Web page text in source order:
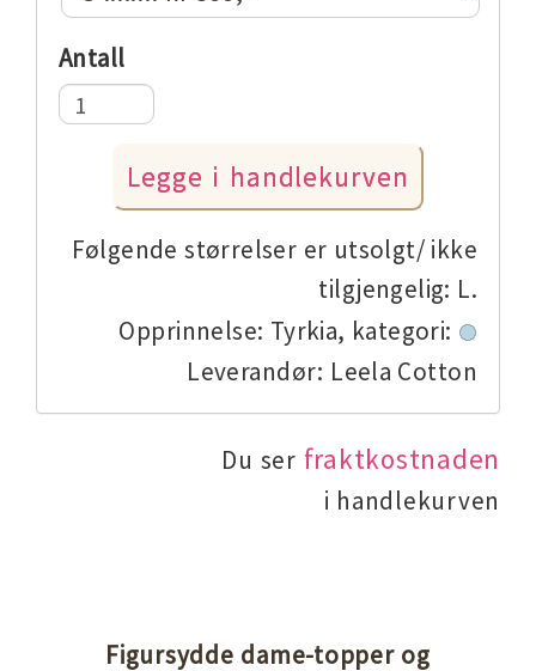
Antall
Følgende størrelser er utsolgt/ ikke
tilgjengelig: L.
Opprinnelse: Tyrkia, kategori:
Leverandør: Leela Cotton
Du ser fraktkostnaden
i handlekurven
Figursydde dame-topper og